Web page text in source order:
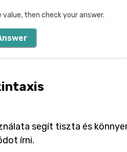
then check your answer.
segít tiszta és
írni.